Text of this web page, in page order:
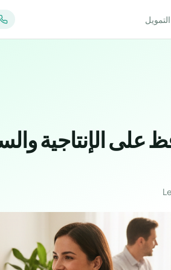
التمويل
على الإنتاجية